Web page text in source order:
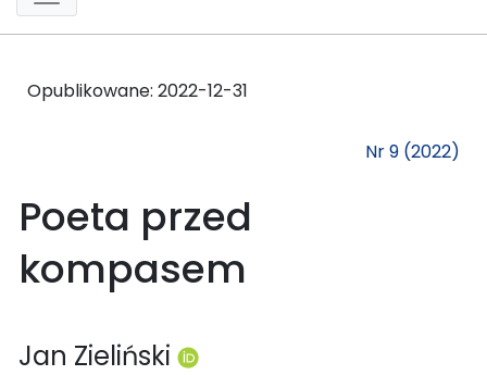
Opublikowane: 2022-12-31
Nr 9 (2022)
Poeta przed
kompasem
Jan Zieliński